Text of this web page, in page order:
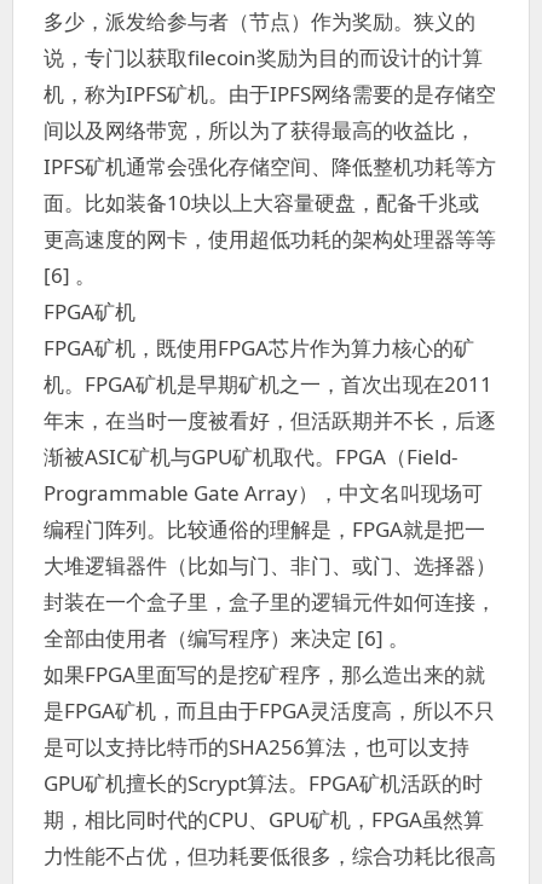
多少，派发给参与者（节点）作为奖励。狭义的
说，专门以获取filecoin奖励为目的而设计的计算
机，称为IPFS矿机。由于IPFS网络需要的是存储空
间以及网络带宽，所以为了获得最高的收益比，
IPFS矿机通常会强化存储空间、降低整机功耗等方
面。比如装备10块以上大容量硬盘，配备千兆或
更高速度的网卡，使用超低功耗的架构处理器等等
[6] 。
FPGA矿机
FPGA矿机，既使用FPGA芯片作为算力核心的矿
机。FPGA矿机是早期矿机之一，首次出现在2011
年末，在当时一度被看好，但活跃期并不长，后逐
渐被ASIC矿机与GPU矿机取代。FPGA（Field-
Programmable Gate Array），中文名叫现场可
编程门阵列。比较通俗的理解是，FPGA就是把一
大堆逻辑器件（比如与门、非门、或门、选择器）
封装在一个盒子里，盒子里的逻辑元件如何连接，
全部由使用者（编写程序）来决定 [6] 。
如果FPGA里面写的是挖矿程序，那么造出来的就
是FPGA矿机，而且由于FPGA灵活度高，所以不只
是可以支持比特币的SHA256算法，也可以支持
GPU矿机擅长的Scrypt算法。FPGA矿机活跃的时
期，相比同时代的CPU、GPU矿机，FPGA虽然算
力性能不占优，但功耗要低很多，综合功耗比很高